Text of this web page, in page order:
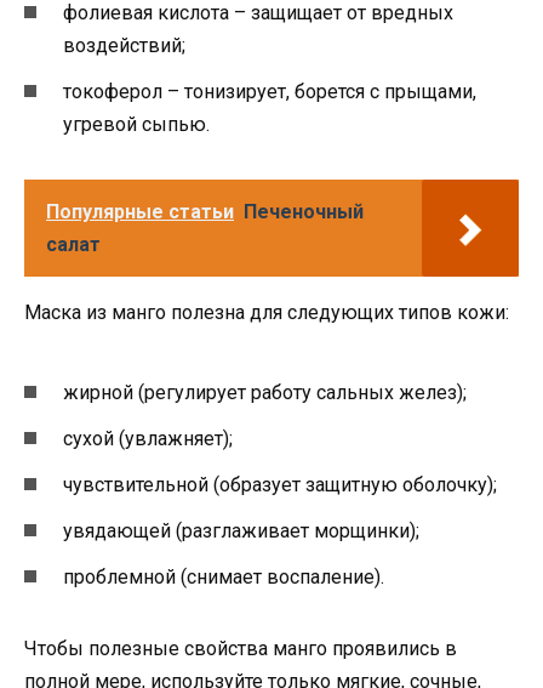
фолиевая кислота – защищает от вредных
воздействий;
токоферол – тонизирует, борется с прыщами,
угревой сыпью.
Популярные статьи Печеночный
салат
Маска из манго полезна для следующих типов кожи:
жирной (регулирует работу сальных желез);
сухой (увлажняет);
чувствительной (образует защитную оболочку);
увядающей (разглаживает морщинки);
проблемной (снимает воспаление).
Чтобы полезные свойства манго проявились в
полной мере, используйте только мягкие, сочные,